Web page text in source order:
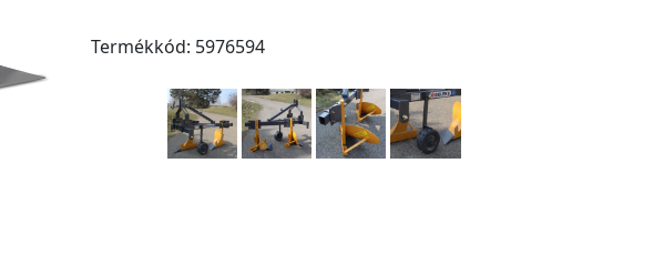
Termékkód: 5976594